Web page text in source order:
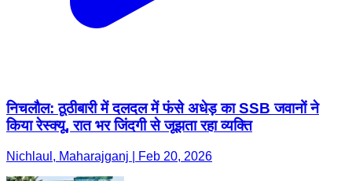
निचलौल: ठूठीबारी में दलदल में फंसे अधेड़ का SSB जवानों ने
किया रेस्क्यू, रात भर जिंदगी से जूझता रहा व्यक्ति
Nichlaul, Maharajganj | Feb 20, 2026